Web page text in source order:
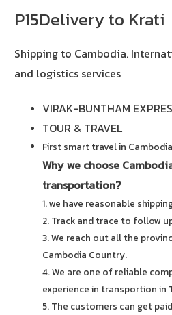
P15Delivery to Krati
Shipping to Cambodia.
and logistics services
VIRAK-BUNTHAM
TOUR & TRAVEL
First smart travel in Cambodia
Why we choose
transportation?
1. we have reasonable
2. Track and trace to follow
3. We reach out all the
Cambodia Country.
4. We are one of reliable
experience in transportion in
5. The customers can get